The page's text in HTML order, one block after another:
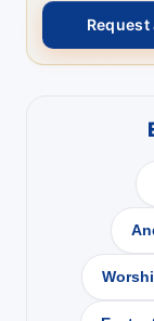
Request